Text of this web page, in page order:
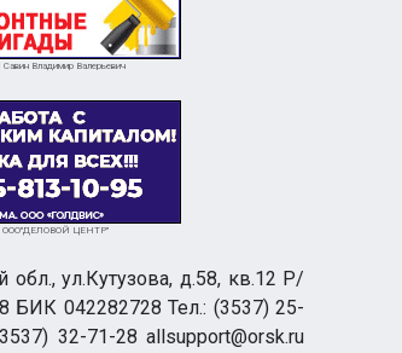
Владимир Валерьевич
ООО"ДЕЛОВОЙ ЦЕНТР"
ул.Кутузова, д.58, кв.12 Р/
БИК 042282728 Тел.: (3537) 25-
32-71-28 allsupport@orsk.ru